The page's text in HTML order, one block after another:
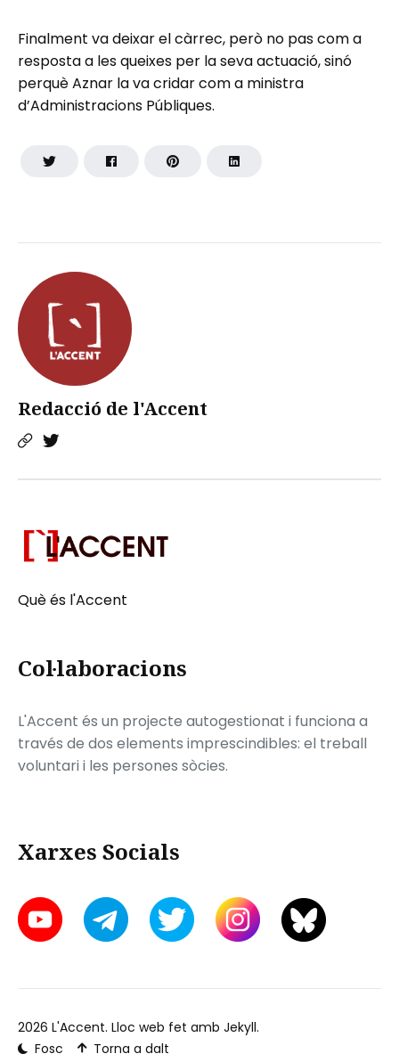
Redacció de l'Accent
Finalment va deixar el càrrec, però no pas com a
resposta a les queixes per la seva actuació, sinó
perquè Aznar la va cridar com a ministra
d’Administracions Públiques.
Què és l'Accent
Col·laboracions
L'Accent és un projecte autogestionat i funciona a
través de dos elements imprescindibles: el treball
voluntari i les persones sòcies.
Xarxes Socials
2026 L'Accent. Lloc web fet amb Jekyll.
Fosc
Torna a dalt